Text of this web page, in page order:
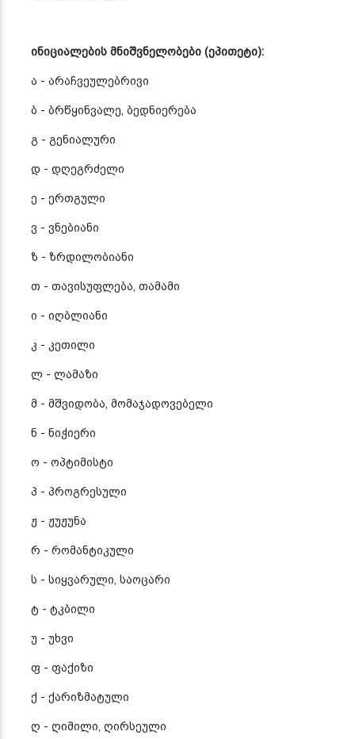
ინიციალების მნიშვნელობები (ეპითეტი):
ა - არაჩვეულებრივი
ბ - ბრწყინვალე, ბედნიერება
გ - გენიალური
დ - დღეგრძელი
ე - ერთგული
ვ - ვნებიანი
ზ - ზრდილობიანი
თ - თავისუფლება, თამამი
ი - იღბლიანი
კ - კეთილი
ლ - ლამაზი
მ - მშვიდობა, მომაჯადოვებელი
ნ - ნიჭიერი
ო - ოპტიმისტი
პ - პროგრესული
ჟ - ჟუჟუნა
რ - რომანტიკული
ს - სიყვარული, საოცარი
ტ - ტკბილი
უ - უხვი
ფ - ფაქიზი
ქ - ქარიზმატული
ღ - ღიმილი, ღირსეული